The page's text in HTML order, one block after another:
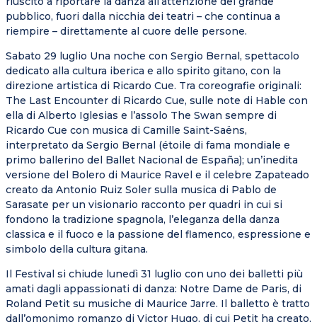
pubblico, fuori dalla nicchia dei teatri – che continua a
riempire – direttamente al cuore delle persone.
Sabato 29 luglio Una noche con Sergio Bernal, spettacolo
dedicato alla cultura iberica e allo spirito gitano, con la
direzione artistica di Ricardo Cue. Tra coreografie originali:
The Last Encounter di Ricardo Cue, sulle note di Hable con
ella di Alberto Iglesias e l’assolo The Swan sempre di
Ricardo Cue con musica di Camille Saint-Saëns,
interpretato da Sergio Bernal (étoile di fama mondiale e
primo ballerino del Ballet Nacional de España); un’inedita
versione del Bolero di Maurice Ravel e il celebre Zapateado
creato da Antonio Ruiz Soler sulla musica di Pablo de
Sarasate per un visionario racconto per quadri in cui si
fondono la tradizione spagnola, l’eleganza della danza
classica e il fuoco e la passione del flamenco, espressione e
simbolo della cultura gitana.
Il Festival si chiude lunedì 31 luglio con uno dei balletti più
amati dagli appassionati di danza: Notre Dame de Paris, di
Roland Petit su musiche di Maurice Jarre. Il balletto è tratto
dall’omonimo romanzo di Victor Hugo, di cui Petit ha creato,